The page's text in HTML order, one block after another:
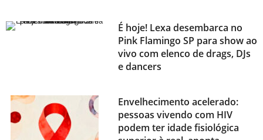
É hoje! Lexa desembarca no
Pink Flamingo SP para show ao
vivo com elenco de drags, DJs
e dancers
Envelhecimento acelerado:
pessoas vivendo com HIV
podem ter idade fisiológica